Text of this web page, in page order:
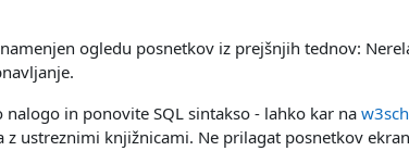
ogledu posnetkov iz prejšnjih tednov:
in ponovite SQL sintakso - lahko kar na
z ustreznimi knjižnicami. Ne prilagat posnetkov